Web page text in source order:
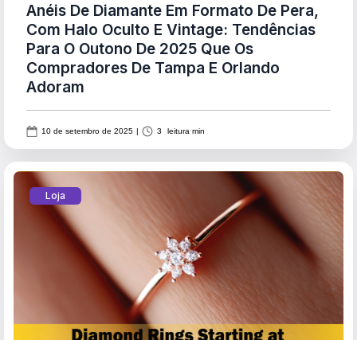
Anéis De Diamante Em Formato De Pera,
Com Halo Oculto E Vintage: Tendências
Para O Outono De 2025 Que Os
Compradores De Tampa E Orlando
Adoram
10 de setembro de 2025 | 3 leitura min
Loja